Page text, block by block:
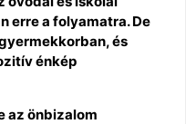
erre a folyamatra. De
és
énkép
az önbizalom